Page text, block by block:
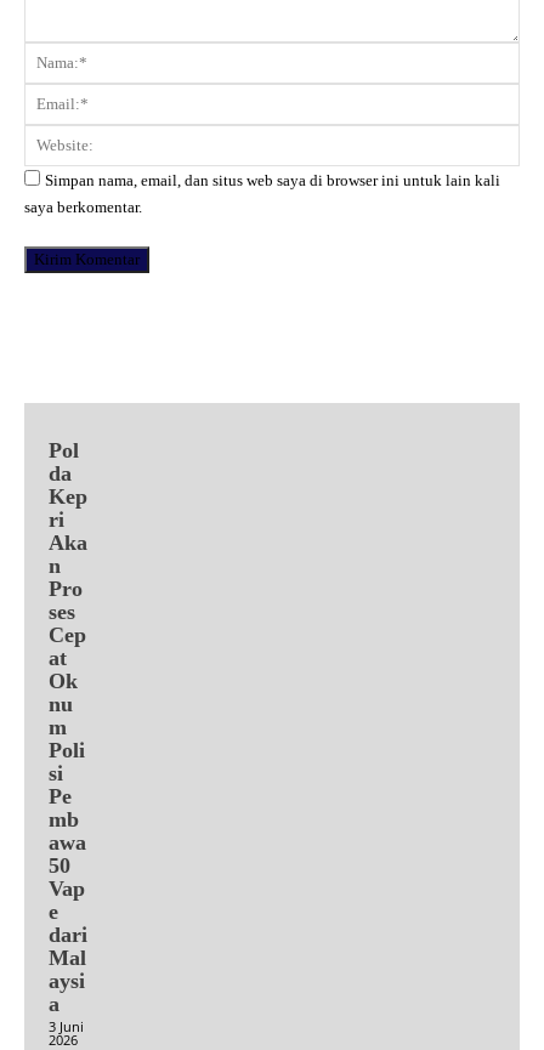
Komentar:
Simpan nama, email, dan situs web saya di browser ini untuk lain kali
saya berkomentar.
Pol
da
Kep
ri
Aka
n
Pro
ses
Cep
at
Ok
nu
m
Poli
si
Pe
mb
awa
50
Vap
e
dari
Mal
aysi
a
3 Juni
2026